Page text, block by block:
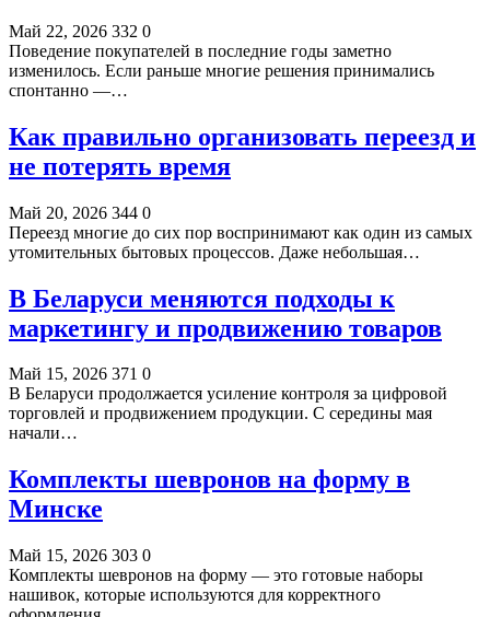
Май 22, 2026 332 0
Поведение покупателей в последние годы заметно
изменилось. Если раньше многие решения принимались
спонтанно —…
Как правильно организовать переезд и
не потерять время
Май 20, 2026 344 0
Переезд многие до сих пор воспринимают как один из самых
утомительных бытовых процессов. Даже небольшая…
В Беларуси меняются подходы к
маркетингу и продвижению товаров
Май 15, 2026 371 0
В Беларуси продолжается усиление контроля за цифровой
торговлей и продвижением продукции. С середины мая
начали…
Комплекты шевронов на форму в
Минске
Май 15, 2026 303 0
Комплекты шевронов на форму — это готовые наборы
нашивок, которые используются для корректного